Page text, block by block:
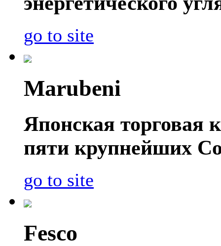
go to site
Marubeni
Японская торговая
пяти крупнейших
go to site
Fesco